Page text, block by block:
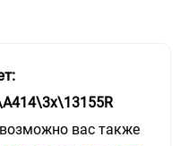
вас также